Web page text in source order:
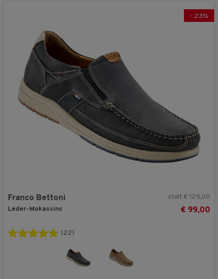
- 23%
Franco Bettoni
Leder-Mokassins
statt € 129,00
€ 99,00
(22)